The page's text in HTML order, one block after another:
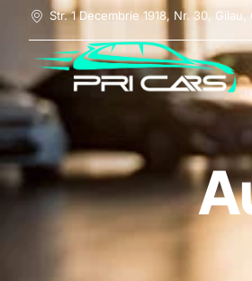
Str. 1 Decembrie 1918, Nr. 30, Gilau,